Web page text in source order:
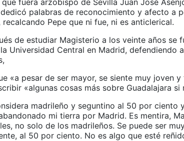
que fuera arzobispo de Sevilla Juan José
palabras de reconocimiento y afecto a
Pepe que ni fue, ni es anticlerical.
de estudiar Magisterio a los veinte años se
Universidad Central en Madrid, defendiendo
«a pesar de ser mayor, se siente muy joven
«algunas cosas más sobre Guadalajara
madrileño y seguntino al 50 por ciento
mi tierra por Madrid. Es mentira,
no solo de los madrileños. Se puede ser
al 50 por ciento. No es algo que esté